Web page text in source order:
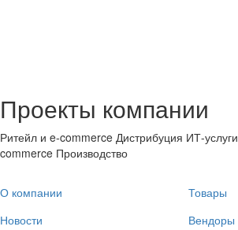
Проекты компании
Ритейл и e-commerce Дистрибуция ИТ-услуги
commerce Производство
О компании
Новости
Товары
Вендоры